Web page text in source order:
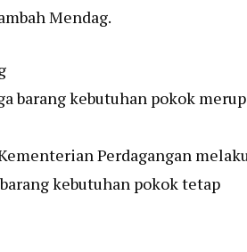
Mendag.
barang kebutuhan pokok
Perdagangan
kebutuhan pokok tetap